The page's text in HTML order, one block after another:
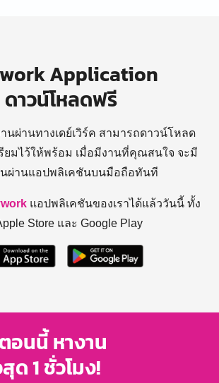
Application
ดาวน์โหลดฟรี
นผ่านทางเดย์เวิร์ค สามารถดาวน์โหลด
ยมไว้ให้พร้อม เมื่อมีงานที่คุณสนใจ จะมี
นผ่านแอปพลิเคชันบนมือถือทันที
แอปพลิเคชันของเราได้แล้ววันนี้ ทั้ง
Store และ Google Play
อนนี้ หางาน
ด 1 ชั่วโมง!